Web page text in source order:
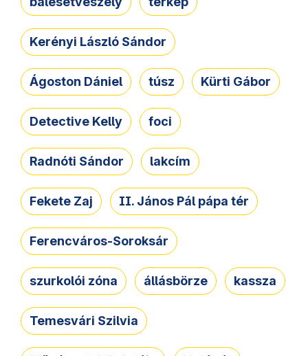
Kerényi László Sándor
Ágoston Dániel túsz Kürti Gábor
Detective Kelly foci
Radnóti Sándor lakcím
Fekete Zaj II. János Pál pápa tér
Ferencváros-Soroksár
szurkolói zóna állásbörze kassza
Temesvári Szilvia